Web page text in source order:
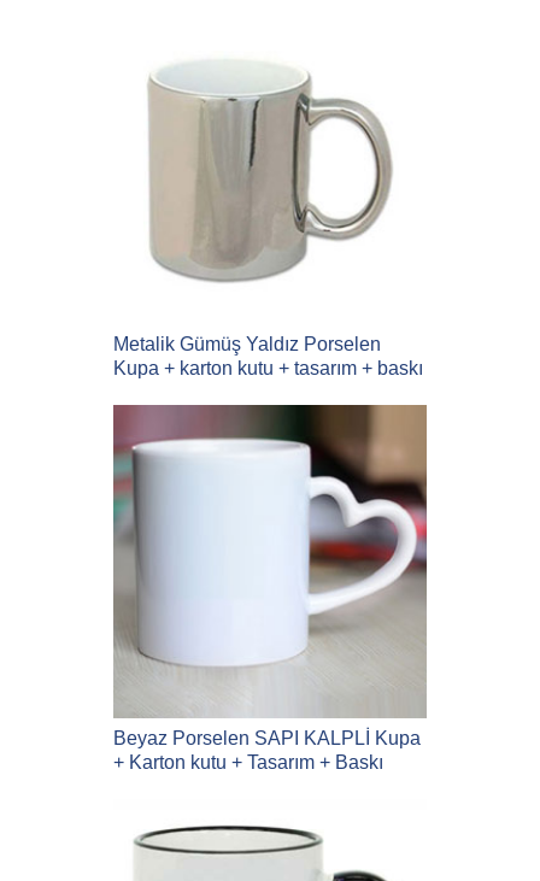
Metalik Gümüş Yaldız Porselen
Kupa + karton kutu + tasarım + baskı
Beyaz Porselen SAPI KALPLİ Kupa
+ Karton kutu + Tasarım + Baskı